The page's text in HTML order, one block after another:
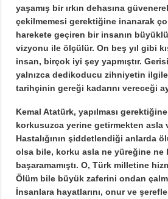
yaşamış bir ırkın dehasına
çekilmemesi gerektiğine inanarak
harekete geçiren bir insanın
vizyonu ile ölçülür. On beş yıl gibi
insan, birçok iyi şey yapmıştır.
yalnızca dedikoducu zihniyetin
tarihçinin gereği kadarını vereceği
Kemal Atatürk, yapılması
korkusuzca yerine getirmekten asla
Hastalığının şiddetlendiği anlarda
olsa bile, korku asla ne yüreğine ne
başaramamıştı. O, Türk milletine
Ölüm bile büyük zaferini ondan
İnsanlara hayatlarını, onur ve